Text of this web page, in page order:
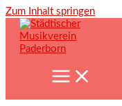
Zum Inhalt springen